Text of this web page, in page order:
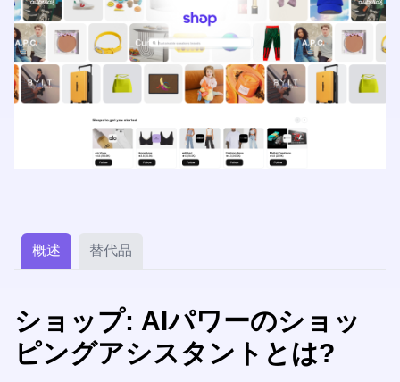
概述 替代品
ショップ: AIパワーのショッ
ピングアシスタントとは?